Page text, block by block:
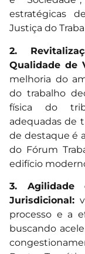
estratégicas
Justiça do
2.
Qualidade de
melhoria do
do trabalho
física do
adequadas de
de destaque é
do Fórum
edifício
3. Agilidade
Jurisdicional:
processo e a
buscando